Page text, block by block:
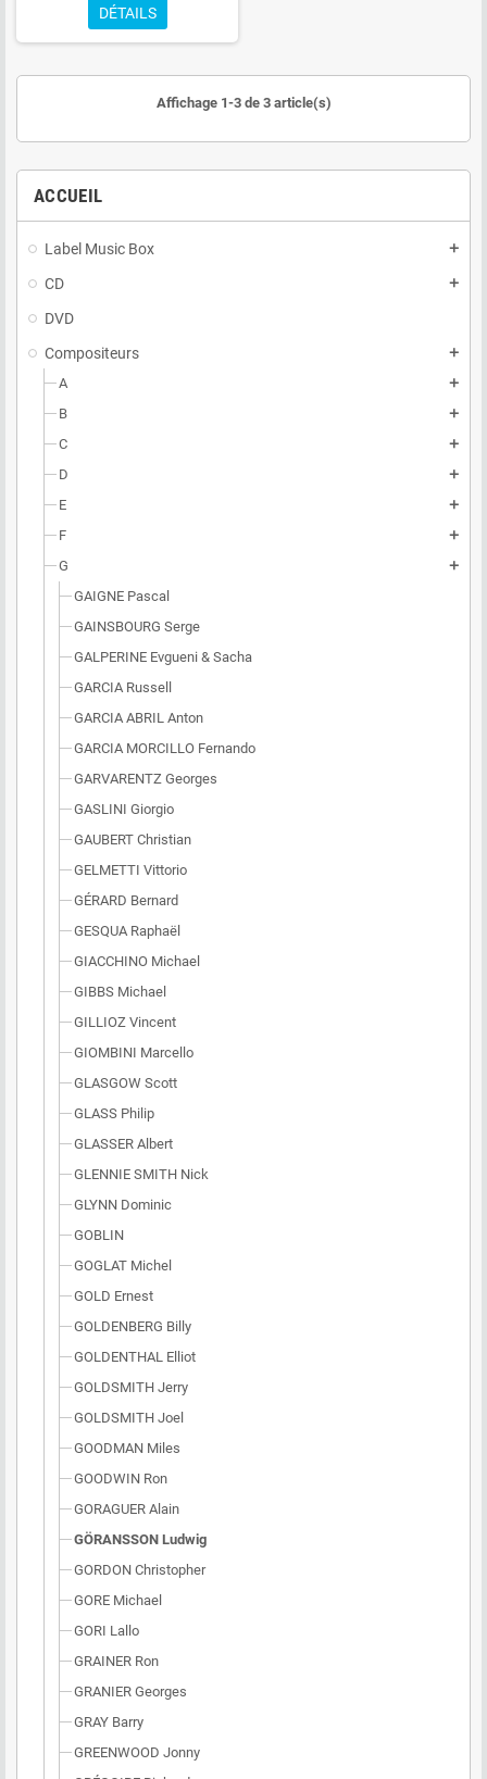
ACCUEIL
Label Music Box add
CD add
DVD
Compositeurs
add
A add
B add
C add
D add
E add
F add
G add
GAIGNE Pascal
GAINSBOURG Serge
GALPERINE Evgueni & Sacha
GARCIA Russell
GARCIA ABRIL Anton
GARCIA MORCILLO Fernando
GARVARENTZ Georges
GASLINI Giorgio
GAUBERT Christian
GELMETTI Vittorio
GÉRARD Bernard
GESQUA Raphaël
GIACCHINO Michael
GIBBS Michael
GILLIOZ Vincent
GIOMBINI Marcello
GLASGOW Scott
GLASS Philip
GLASSER Albert
GLENNIE SMITH Nick
GLYNN Dominic
GOBLIN
GOGLAT Michel
GOLD Ernest
GOLDENBERG Billy
GOLDENTHAL Elliot
GOLDSMITH Jerry
GOLDSMITH Joel
GOODMAN Miles
GOODWIN Ron
GORAGUER Alain
GÖRANSSON Ludwig
GORDON Christopher
GORE Michael
GORI Lallo
GRAINER Ron
GRANIER Georges
GRAY Barry
GREENWOOD Jonny
DÉTAILS
Affichage 1-3 de 3 article(s)